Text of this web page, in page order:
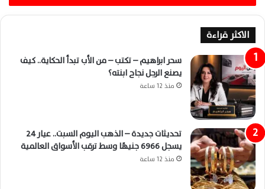
الاكثر قراءة
سحر ابراهيم – تكتب – من الأب تبدأ الحكاية.. كيف
يصنع الرجل نجاح ابنته؟
منذ 12 ساعة
تحديثات جديدة – الذهب اليوم السبت.. عيار 24
يسجل 6966 جنيهًا وسط ترقب الأسواق العالمية
منذ 12 ساعة